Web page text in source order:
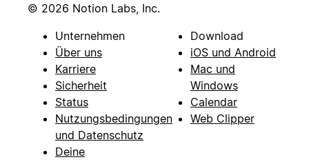
© 2026 Notion Labs, Inc.
Unternehmen
Über uns
Karriere
Sicherheit
Status
Nutzungsbedingungen
und Datenschutz
Deine
Download
iOS und Android
Mac und
Windows
Calendar
Web Clipper